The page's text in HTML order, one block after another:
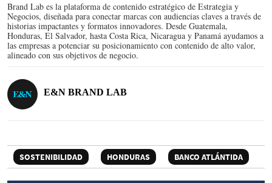
Brand Lab es la plataforma de contenido estratégico de Estrategia y
Negocios, diseñada para conectar marcas con audiencias claves a través de
historias impactantes y formatos innovadores. Desde Guatemala,
Honduras, El Salvador, hasta Costa Rica, Nicaragua y Panamá ayudamos a
las empresas a potenciar su posicionamiento con contenido de alto valor,
alineado con sus objetivos de negocio.
E&N BRAND LAB
SOSTENIBILIDAD HONDURAS BANCO ATLÁNTIDA